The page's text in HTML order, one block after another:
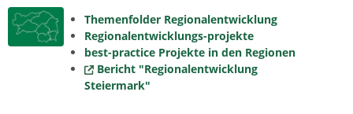
Themenfolder Regionalentwicklung
Regionalentwicklungs-projekte
best-practice Projekte in den Regionen
Bericht "Regionalentwicklung
Steiermark"